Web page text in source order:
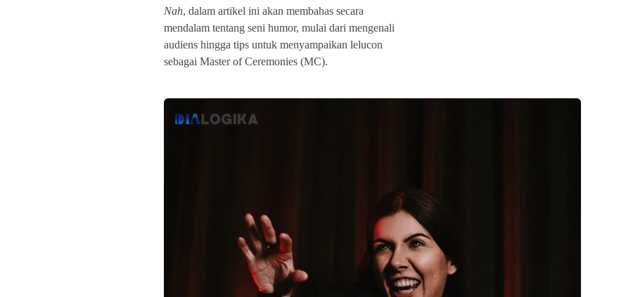
Nah, dalam artikel ini akan membahas secara
mendalam tentang seni humor, mulai dari mengenali
audiens hingga tips untuk menyampaikan lelucon
sebagai Master of Ceremonies (MC).